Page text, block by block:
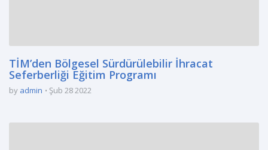
TİM’den Bölgesel Sürdürülebilir İhracat
Seferberliği Eğitim Programı
by admin Şub 28 2022